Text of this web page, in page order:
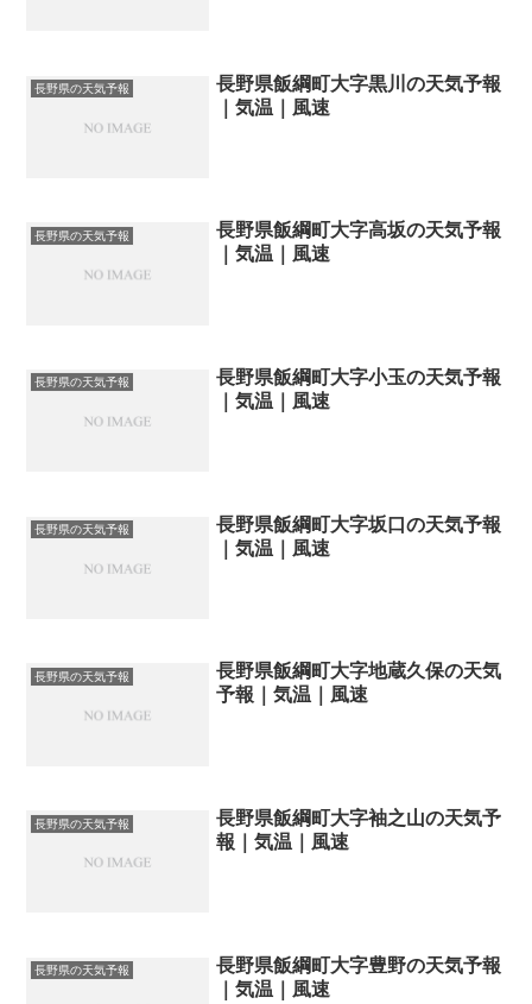
長野県の天気予報
長野県飯綱町大字黒川の天気予報
｜気温｜風速
長野県の天気予報
長野県飯綱町大字高坂の天気予報
｜気温｜風速
長野県の天気予報
長野県飯綱町大字小玉の天気予報
｜気温｜風速
長野県の天気予報
長野県飯綱町大字坂口の天気予報
｜気温｜風速
長野県の天気予報
長野県飯綱町大字地蔵久保の天気
予報｜気温｜風速
長野県の天気予報
長野県飯綱町大字袖之山の天気予
報｜気温｜風速
長野県の天気予報
長野県飯綱町大字豊野の天気予報
｜気温｜風速